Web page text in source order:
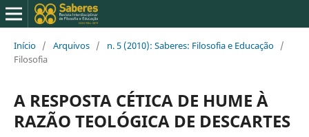
Início / Arquivos / n. 5 (2010): Saberes: Filosofia e Educação /
Filosofia
A RESPOSTA CÉTICA DE HUME À
RAZÃO TEOLÓGICA DE DESCARTES